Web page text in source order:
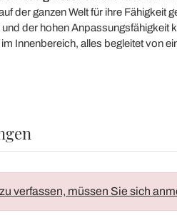
der ganzen Welt für ihre Fähigkeit
der hohen
Innenbereich, alles begleitet von
verfassen, müssen Sie sich